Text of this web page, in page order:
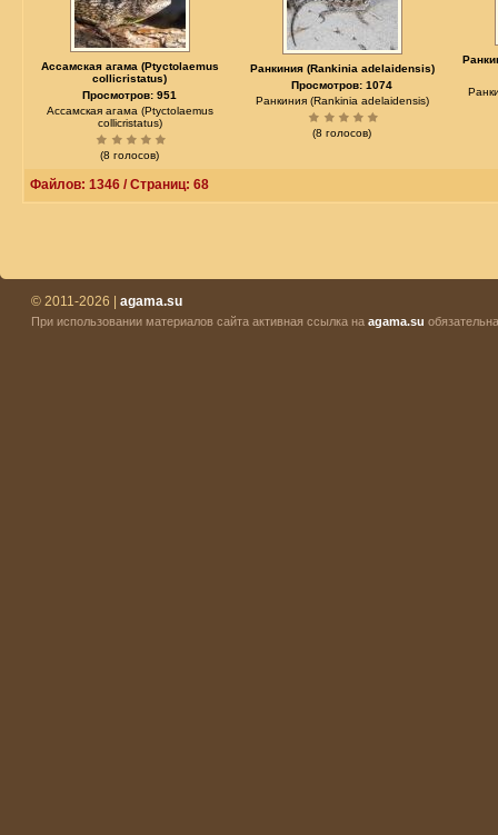
Ассамская агама (Ptyctolaemus
collicristatus)
Просмотров: 951
Ассамская агама (Ptyctolaemus
collicristatus)
(8 голосов)
Ранкиния (Rankinia adelaidensis)
Просмотров: 1074
Ранкиния (Rankinia adelaidensis)
(8 голосов)
Файлов: 1346 / Страниц: 68
© 2011-2026 | agama.su
При использовании материалов сайта активная ссылка на agama.su